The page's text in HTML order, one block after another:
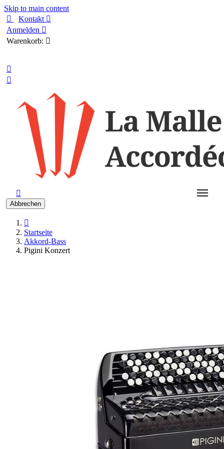
Skip to main content

Kontakt 
Anmelden 
Warenkorb: 



Abbrechen

Startseite
Akkord-Bass
Pigini Konzert